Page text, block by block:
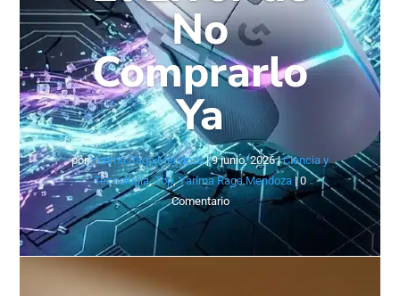
No
Comprarlo
Ya
porYarima Raga Mendoza|9 junio, 2026|Ciencia y
Tecnología,Top,Yarima Raga Mendoza | 0
Comentario